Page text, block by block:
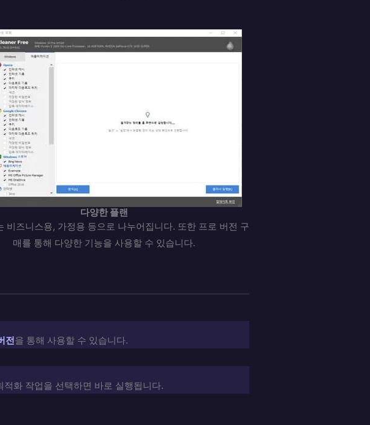
다양한 플랜
비즈니스용, 가정용 등으로 나누어집니다. 또한 프로 버전 구
매를 통해 다양한 기능을 사용할 수 있습니다.
전을 통해 사용할 수 있습니다.
화 작업을 선택하면 바로 실행됩니다.